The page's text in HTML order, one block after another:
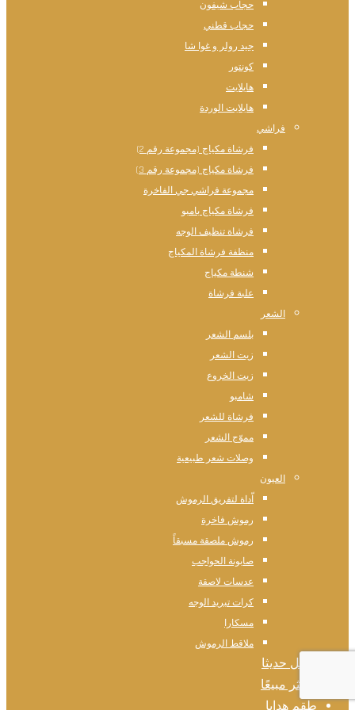
حجاب شيفون
حجاب قطني
جيد رولر و غوا شا
كونتور
هايلايت
هايلايت الوردة
فراشي
فرشاة مكياج (مجموعة رقم 2)
فرشاة مكياج (مجموعة رقم 3)
مجموعة فراشي جي الفاخرة
فرشاة مكياج بامبو
فرشاة تنظيف الوجه
منظفة فرشاة المكياج
شنطة مكياج
علبة فرشاة
الشعر
بلسم الشعر
زيت الشعر
زيت الخروع
شامبو
فرشاة للشعر
مموّج الشعر
وصلات شعر طبيعية
العيون
اّداة لتفريق الرموش
رموش فاخرة
رموش ملصقة مسبقاً
صابونة الحواجب
عدسات لاصقة
كرات تبريد الوجه
مسكارا
ملاقط الرموش
وصل حديثا
الأكثر مبيعًا
طقم هدايا